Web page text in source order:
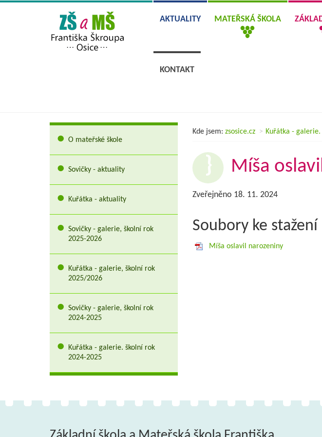
AKTUALITY MATEŘSKÁ ŠKOLA
KONTAKT
Kde jsem: zsosice.cz Kuřátka -
Míša
Zveřejněno 18. 11. 2024
Soubory ke stažení
Míša oslavil narozeniny
O mateřské škole
Sovičky - aktuality
Kuřátka - aktuality
Sovičky - galerie, školní rok
2025-2026
Kuřátka - galerie, školní rok
2025/2026
Sovičky - galerie, školní rok
2024-2025
Kuřátka - galerie. školní rok
2024-2025